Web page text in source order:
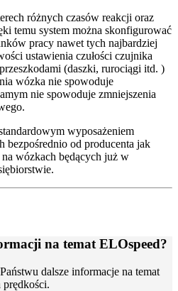
różnych czasów reakcji oraz
temu system można skonfigurować
pracy nawet tych najbardziej
ustawienia czułości czujnika
(daszki, rurociągi itd. )
wózka nie spowoduje
nie spowoduje zmniejszenia
wyposażeniem
od producenta jak
wózkach będących już w
na temat ELOspeed?
dalsze informacje na temat
prędkości.